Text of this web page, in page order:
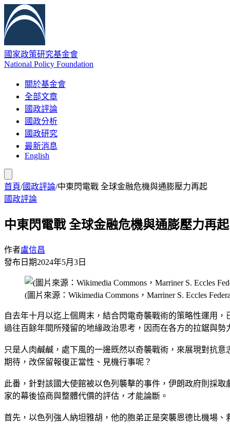
國家政策研究基金會
National Policy Foundation
關於基金會
全部文章
國政評論
國政分析
國政研究
最新消息
English
首頁/國政評論/中東閃電戰 全球金融危機與通膨壓力再起
國政評論
中東閃電戰 全球金融危機與通膨壓力再起
作者盧信昌
發布日期2024年5月3日
(圖片來源：Wikimedia Commons，Marriner S. Eccles
自去年十月以迄上個周末，結合閃電奇襲戰術的策略性運用
過往百餘年間所殘留的地緣政治思考，因而在各方的拉鋸與
只是人肉鹹鹹，處下風的一邊既然以奇襲戰術，來展現對抗
期待，改保留報復正當性、見機行事呢？
此番，針對該國大使館被以色列襲擊的事件，伊朗政府則採
家的幕後協商與整體代價的評估，才能論斷。
首先，以色列強人納坦雅胡，他的胞弟正是突襲恩德比機場